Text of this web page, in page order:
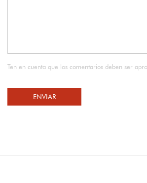
Ten en cuenta que los comentarios deben ser
ENVIAR